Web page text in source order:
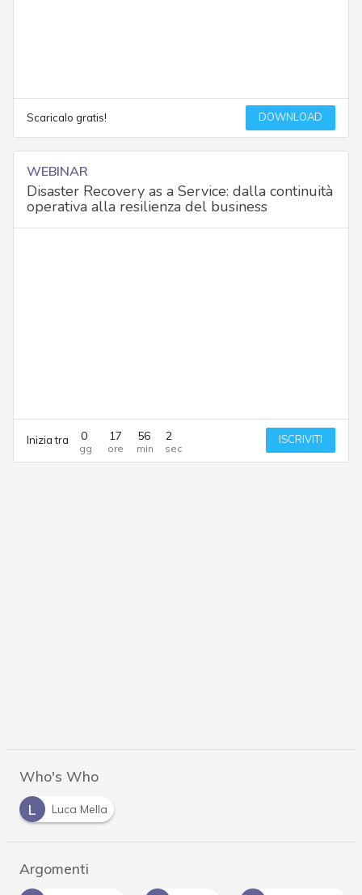
Scaricalo gratis! DOWNLOAD
WEBINAR
Disaster Recovery as a Service: dalla continuità
operativa alla resilienza del business
Inizia tra 0 17 56 2 ISCRIVITI
Who's Who
L
Luca Mella
Argomenti